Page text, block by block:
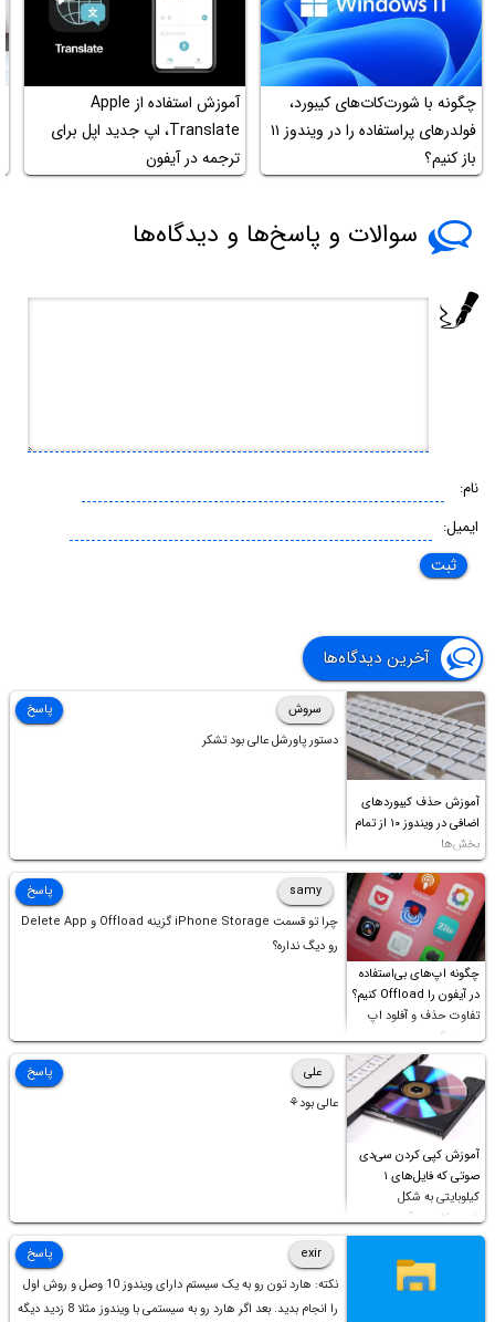
چگونه با شورت‌کات‌های کیبورد،
فولدرهای پراستفاده را در ویندوز ۱۱
باز کنیم؟
آموزش استفاده از Apple
Translate، اپ جدید اپل برای
ترجمه در آیفون
سوالات و پاسخ‌ها و دیدگاه‌ها
نام:
ایمیل:
آخرین دیدگاه‌ها
آموزش حذف کیبوردهای
اضافی در ویندوز ۱۰ از تمام
بخش‌ها
سروش
دستور پاورشل عالی بود تشکر
پاسخ
چگونه اپ‌های بی‌استفاده
در آیفون را Offload کنیم؟
تفاوت حذف و آفلود اپ
چیست؟
samy
چرا تو قسمت iPhone Storage گزینه Offload و Delete App
رو دیگ نداره؟
پاسخ
آموزش کپی کردن سی‌دی
صوتی که فایل‌های ۱
کیلوبایتی به شکل
شورت‌کات در آن موجود
است!
علی
عالی بود⚘
پاسخ
exir
نکته: هارد تون رو به یک سیستم دارای ویندوز 10 وصل و روش اول
را انجام بدید. بعد اگر هارد رو به سیستمی با ویندوز مثلا 8 زدید دیگه
پاسخ